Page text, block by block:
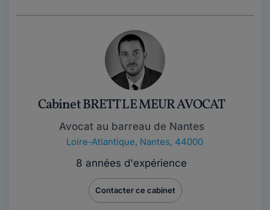
Cabinet BRETT LE MEUR AVOCAT
Avocat au barreau de Nantes
Loire-Atlantique, Nantes, 44000
8 années d'expérience
Contacter ce cabinet